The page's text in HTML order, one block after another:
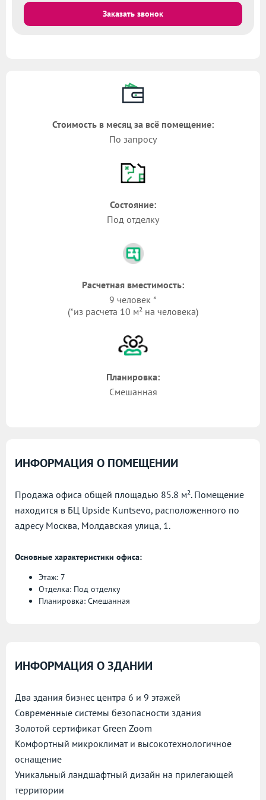
Заказать звонок
Стоимость в месяц за всё помещение:
По запросу
Состояние:
Под отделку
Расчетная вместимость:
9 человек *
(*из расчета 10 м² на человека)
Планировка:
Смешанная
ИНФОРМАЦИЯ О ПОМЕЩЕНИИ
Продажа офиса общей площадью 85.8 м². Помещение
находится в БЦ Upside Kuntsevo, расположенного по
адресу Москва, Молдавская улица, 1.
Основные характеристики офиса:
Этаж: 7
Отделка: Под отделку
Планировка: Смешанная
ИНФОРМАЦИЯ О ЗДАНИИ
Два здания бизнес центра 6 и 9 этажей
Современные системы безопасности здания
Золотой сертификат Green Zoom
Комфортный микроклимат и высокотехнологичное
оснащение
Уникальный ландшафтный дизайн на прилегающей
территории